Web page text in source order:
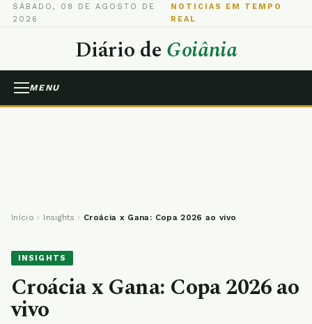
SÁBADO, 08 DE AGOSTO DE
2026
NOTICIAS EM TEMPO
REAL
Diário deGoiânia
MENU
Início › Insights › Croácia x Gana: Copa 2026 ao vivo
INSIGHTS
Croácia x Gana: Copa 2026 ao
vivo